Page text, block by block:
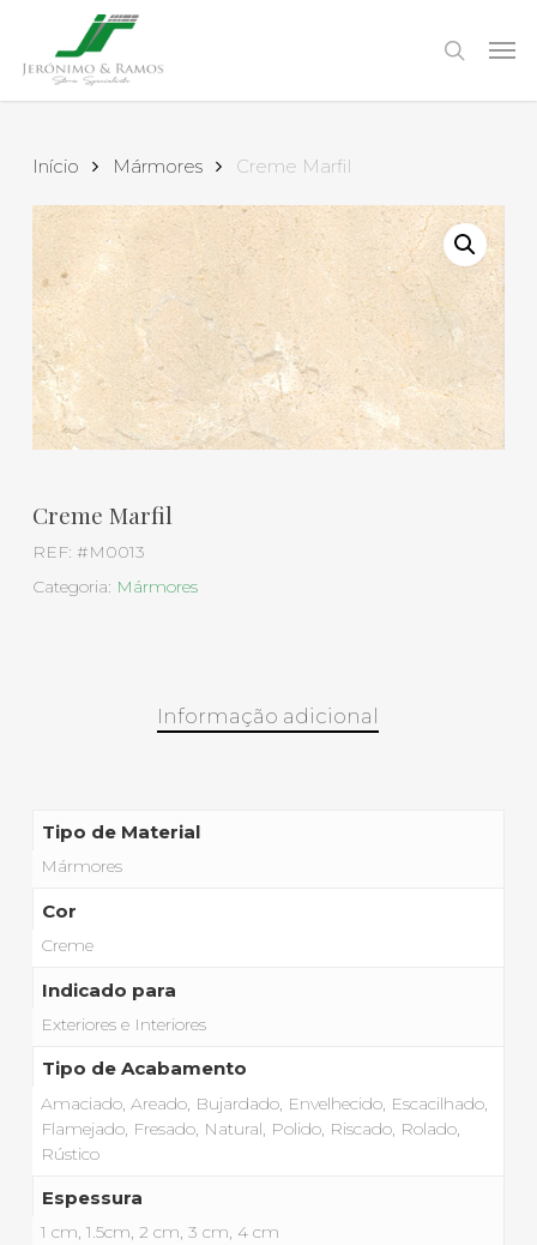
main
content
search
Início Mármores Creme Marfil
Creme Marfil
REF: #M0013
Categoria: Mármores
Informação adicional
Tipo de Material
Mármores
Cor
Creme
Indicado para
Exteriores e Interiores
Tipo de Acabamento
Amaciado, Areado, Bujardado, Envelhecido, Escacilhado,
Flamejado, Fresado, Natural, Polido, Riscado, Rolado,
Rústico
Espessura
1 cm, 1.5cm, 2 cm, 3 cm, 4 cm